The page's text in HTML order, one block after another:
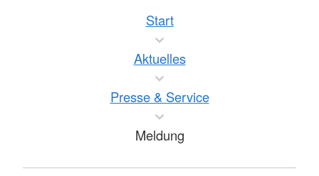
Start
Aktuelles
Presse & Service
Meldung